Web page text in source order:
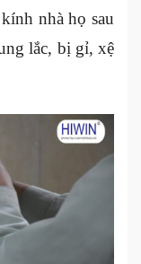
nhà họ sau
lắc, bị gỉ, xệ